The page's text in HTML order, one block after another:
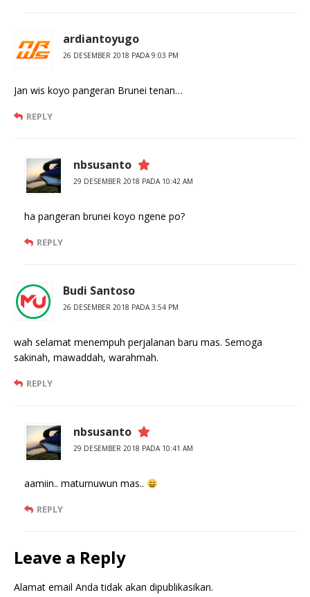
ardiantoyugo
26 DESEMBER 2018 PADA 9:03 PM
Jan wis koyo pangeran Brunei tenan…
REPLY
nbsusanto
29 DESEMBER 2018 PADA 10:42 AM
ha pangeran brunei koyo ngene po?
REPLY
Budi Santoso
26 DESEMBER 2018 PADA 3:54 PM
wah selamat menempuh perjalanan baru mas. Semoga
sakinah, mawaddah, warahmah.
REPLY
nbsusanto
29 DESEMBER 2018 PADA 10:41 AM
aamiin.. maturnuwun mas..
REPLY
Leave a Reply
Alamat email Anda tidak akan dipublikasikan.